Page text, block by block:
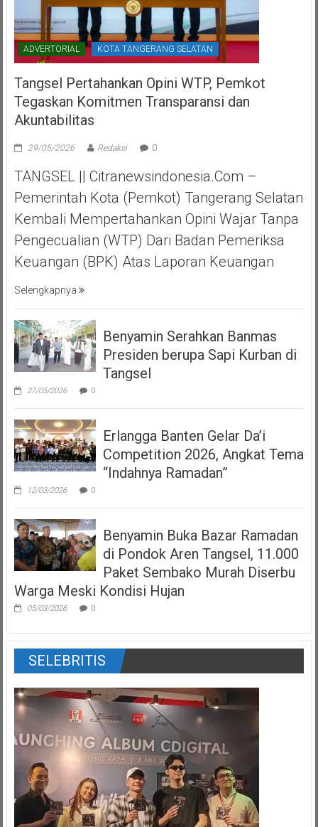
ADVERTORIAL KOTA TANGERANG SELATAN
Tangsel Pertahankan Opini WTP, Pemkot
Tegaskan Komitmen Transparansi dan
Akuntabilitas
29/05/2026 Redaksi 0
TANGSEL || Citranewsindonesia.com –
Pemerintah Kota (Pemkot) Tangerang Selatan
Kembali Mempertahankan Opini Wajar Tanpa
Pengecualian (WTP) Dari Badan Pemeriksa
Keuangan (BPK) Atas Laporan Keuangan
Selengkapnya
Benyamin Serahkan Banmas
Presiden berupa Sapi Kurban di
Tangsel
27/05/2026 0
Erlangga Banten Gelar Da’i
Competition 2026, Angkat Tema
“Indahnya Ramadan”
12/03/2026 0
Benyamin Buka Bazar Ramadan
di Pondok Aren Tangsel, 11.000
Paket Sembako Murah Diserbu
Warga Meski Kondisi Hujan
05/03/2026 0
SELEBRITIS